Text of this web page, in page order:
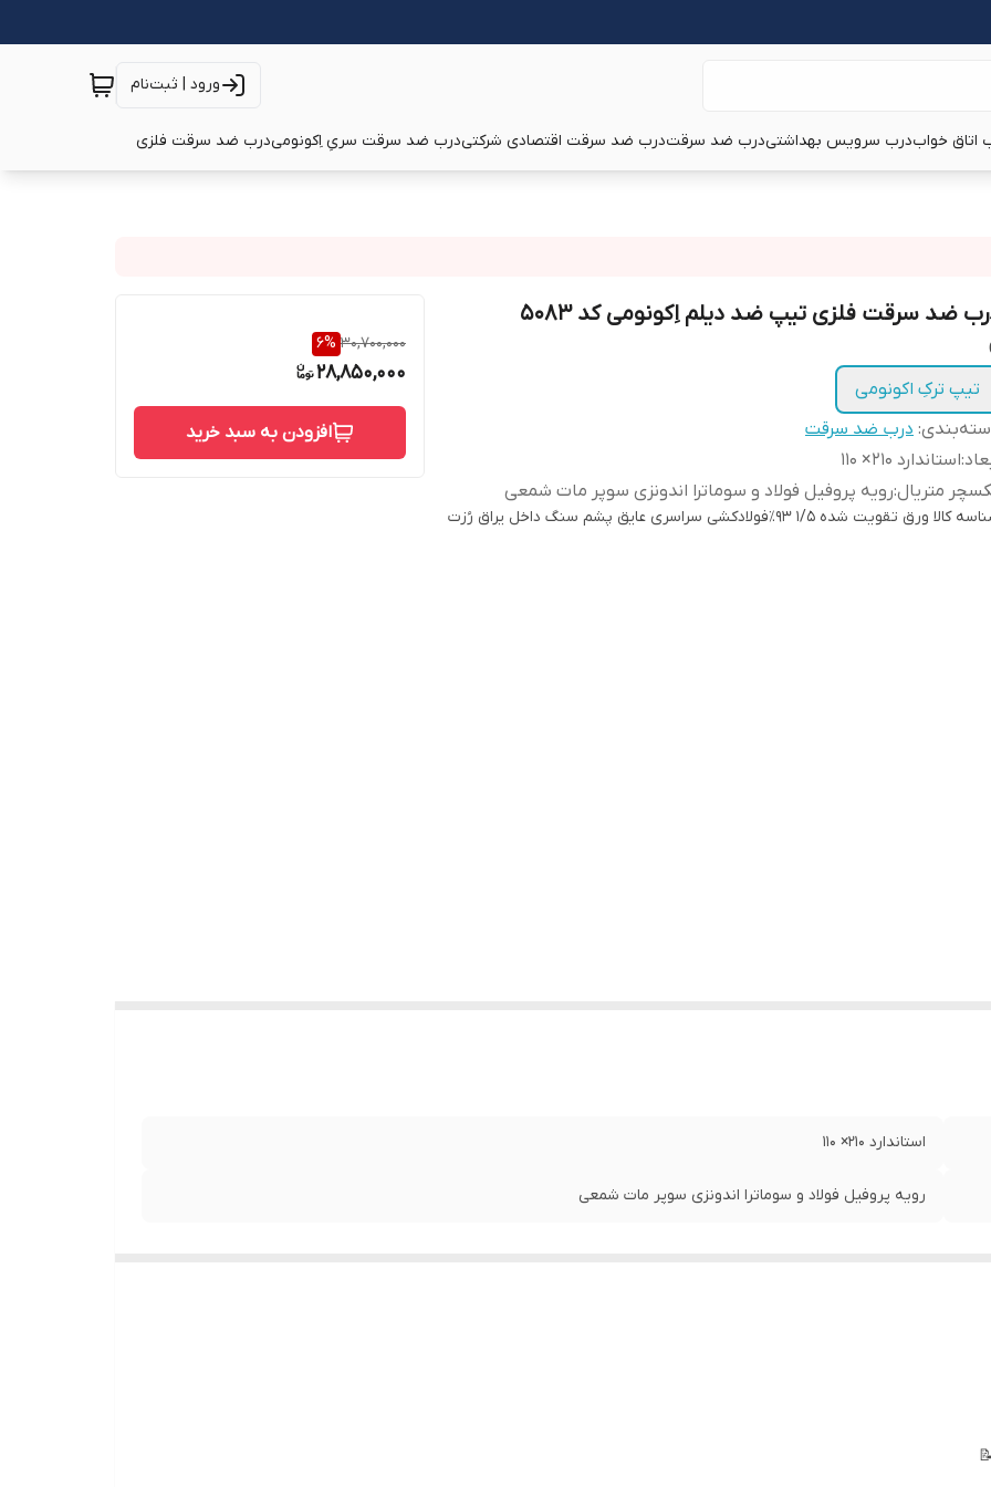
ورود | ثبت‌نام
اتاق خوابدرب سرویس بهداشتیدرب ضد سرقتدرب ضد سرقت اقتصادی شرکتیدرب ضد سرقت سریِ اِکونومیدرب ضد سرقت فلزی
ضد سرقت فلزی تیپ ضد دیلم اِکونومی کد ۵۰۸۳
تیپ ترکِ اکونومی
: درب ضد سرقت
:استاندارد ۲۱۰‌× ۱۱۰
متریال:رویه پروفیل فولاد و سوماترا اندونزی سوپر مات شمعی
کالا ورق تقویت شده 1/5 93٪فولادکشی سراسری عایق پشم سنگ داخل یراق رُزت
30,700,000
6%
28,850,000
افزودن به سبد خرید
استاندارد ۲۱۰‌× ۱۱۰
رویه پروفیل فولاد و سوماترا اندونزی سوپر مات شمعی